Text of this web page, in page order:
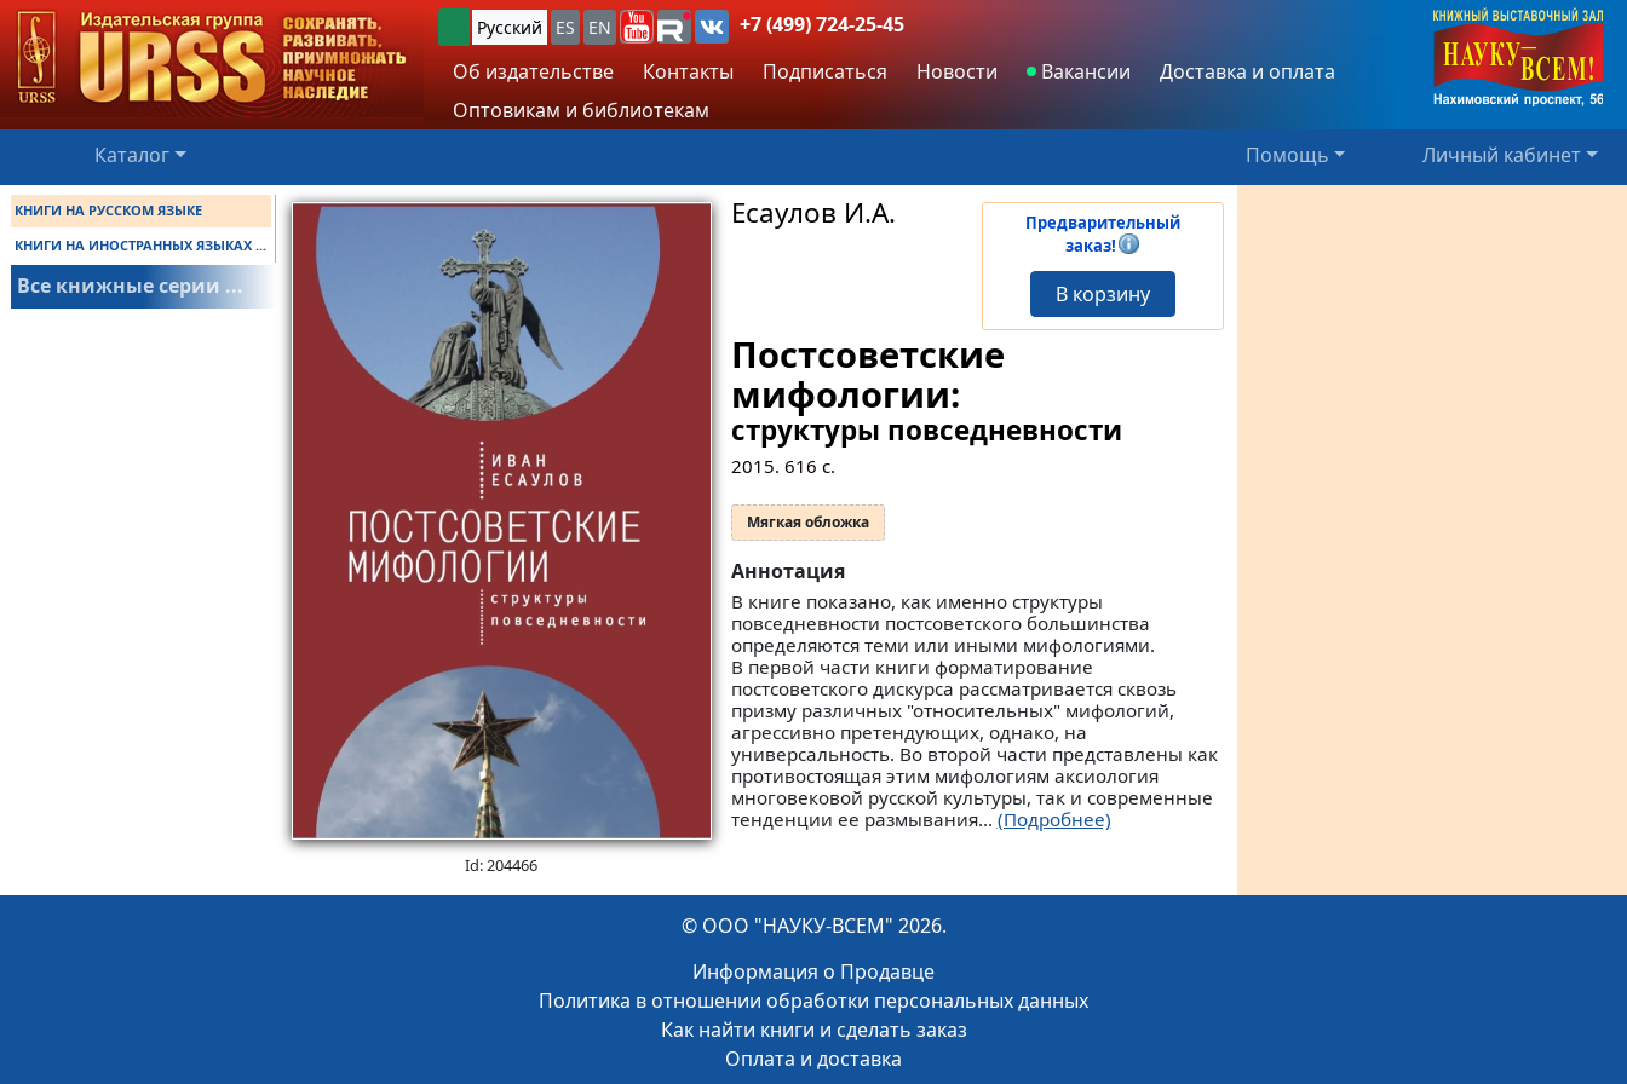
Русский ES EN
+7 (499) 724-25-45
Об издательстве
Контакты Подписаться Новости Вакансии
Доставка и оплата
Оптовикам и библиотекам
Каталог
Помощь Личный кабинет
КНИГИ НА РУССКОМ ЯЗЫКЕ
КНИГИ НА ИНОСТРАННЫХ ЯЗЫКАХ ...
Все книжные серии ...
Id: 204466
Предварительный
заказ!
В корзину
Есаулов И.А.
Постсоветские
мифологии:
структуры повседневности
2015. 616 с.
Мягкая обложка
Аннотация
В книге показано, как именно структуры
повседневности постсоветского большинства
определяются теми или иными мифологиями.
В первой части книги форматирование
постсоветского дискурса рассматривается сквозь
призму различных "относительных" мифологий,
агрессивно претендующих, однако, на
универсальность. Во второй части представлены как
противостоящая этим мифологиям аксиология
многовековой русской культуры, так и современные
тенденции ее размывания... (Подробнее)
© ООО "НАУКУ-ВСЕМ" 2026.
Информация о Продавце
Политика в отношении обработки персональных данных
Как найти книги и сделать заказ
Оплата и доставка